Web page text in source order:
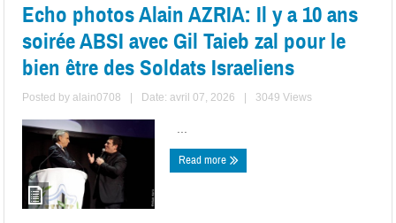
Echo photos Alain AZRIA: Il y a 10 ans
soirée ABSI avec Gil Taieb zal pour le
bien être des Soldats Israeliens
Posted byalain0708 Date: avril 07, 2026 3049 Views
Read more